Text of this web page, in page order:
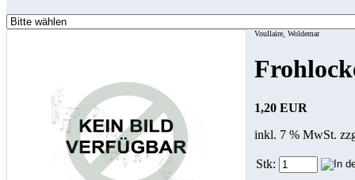
Voullaire, Woldemar
1,20 EUR
inkl. 7 % MwSt.
Stk: